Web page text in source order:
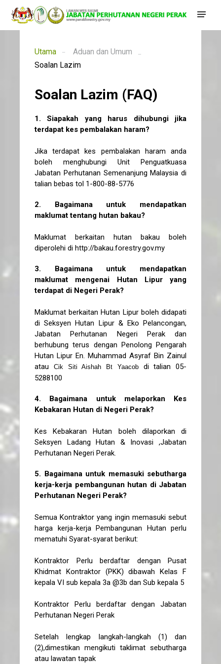
Utama
Aduan dan Umum
Soalan Lazim
Soalan Lazim (FAQ)
1. Siapakah yang harus dihubungi jika
terdapat kes pembalakan haram?
Jika terdapat kes pembalakan haram anda
boleh menghubungi Unit Penguatkuasa
Jabatan Perhutanan Semenanjung Malaysia di
talian bebas tol 1-800-88-5776
2. Bagaimana untuk mendapatkan
maklumat tentang hutan bakau?
Maklumat berkaitan hutan bakau boleh
diperolehi di http://bakau.forestry.gov.my
3. Bagaimana untuk mendapatkan
maklumat mengenai Hutan Lipur yang
terdapat di Negeri Perak?
Maklumat berkaitan Hutan Lipur boleh didapati
di Seksyen Hutan Lipur & Eko Pelancongan,
Jabatan Perhutanan Negeri Perak dan
berhubung terus dengan Penolong Pengarah
Hutan Lipur En. Muhammad Asyraf Bin Zainul
atau
Cik Siti Aishah Bt Yaacobdi talian 05-
5288100
4. Bagaimana untuk melaporkan Kes
Kebakaran Hutan di Negeri Perak?
Kes Kebakaran Hutan boleh dilaporkan di
Seksyen Ladang Hutan & Inovasi ,Jabatan
Perhutanan Negeri Perak.
5. Bagaimana untuk memasuki sebutharga
kerja-kerja pembangunan hutan di Jabatan
Perhutanan Negeri Perak?
Semua Kontraktor yang ingin memasuki sebut
harga kerja-kerja Pembangunan Hutan perlu
mematuhi Syarat-syarat berikut:
Kontraktor Perlu berdaftar dengan Pusat
Khidmat Kontraktor (PKK) dibawah Kelas F
kepala VI sub kepala 3a @3b dan Sub kepala 5
Kontraktor Perlu berdaftar dengan Jabatan
Perhutanan Negeri Perak
Setelah lengkap langkah-langkah (1) dan
(2),dimestikan mengikuti taklimat sebutharga
atau lawatan tapak